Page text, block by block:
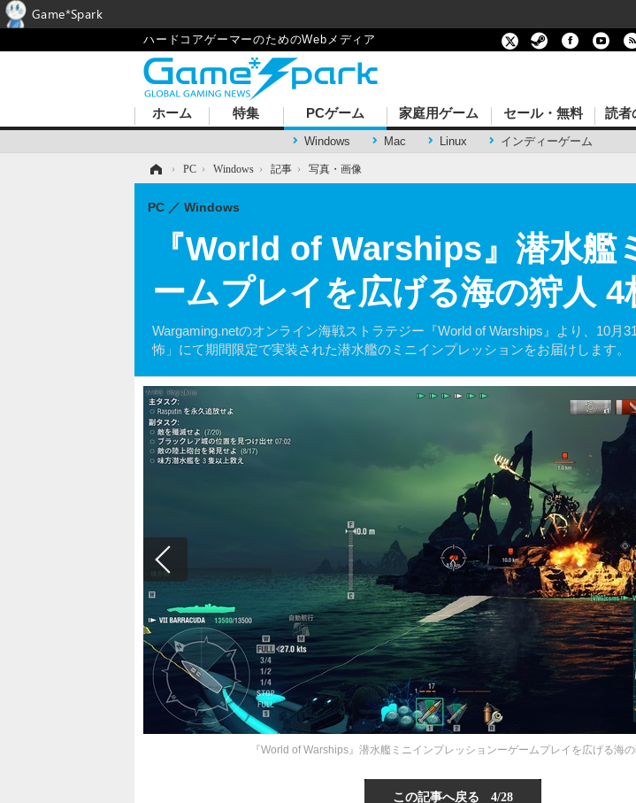
ハードコアゲーマーのためのWebメディア
ホーム 特集 PCゲーム
Windows Mac Linux インディーゲーム
家庭用ゲーム セール・無料 読者
› PC › Windows › 記事 › 写真・画像
『World of Warships』潜水
ームプレイを広げる海の狩人
Wargaming.netのオンライン海戦ストラテジー『World of Warships』より、10
怖」にて期間限定で実装された潜水艦のミニインプレッションをお届けします。
PC Windows
『World of Warships』潜水艦ミニインプレッションーゲームプレイを広げる海の
この記事へ戻る 4/28
Game*Spark